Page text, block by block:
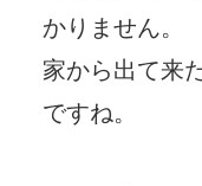
かりません。
家から出て来
ですね。